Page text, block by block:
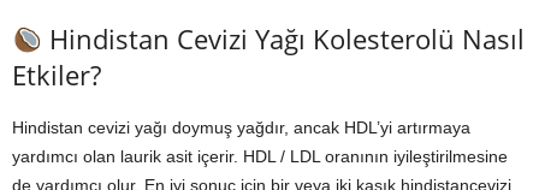
Hindistan Cevizi Yağı Kolesterolü Nasıl
Etkiler?
Hindistan cevizi yağı doymuş yağdır, ancak HDL’yi artırmaya
yardımcı olan laurik asit içerir. HDL / LDL oranının iyileştirilmesine
de yardımcı olur. En iyi sonuç için bir veya iki kaşık hindistancevizi